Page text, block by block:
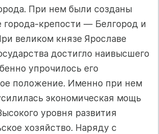
При нем были созданы
города-крепости — Белгород и
великом князе Ярославе
достигло наивысшего
упрочилось его
положение. Именно при нем
экономическая мощь
уровня развития
хозяйство. Наряду с